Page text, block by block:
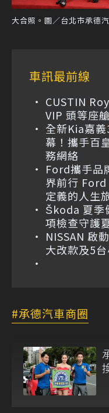
大合照。圖／台北市承德
車訊最前線
CUSTIN
VIP 頭等座
全新Kia嘉
幕！攜手百
務網絡
Ford攜手品
界前行
定義的人生
Škoda 夏
項檢查守護
NISSAN 啟
大改款及5
承德汽車商圈